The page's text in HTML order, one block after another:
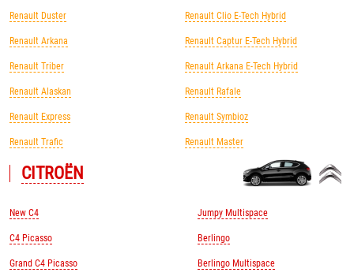
Renault Duster
Renault Arkana
Renault Triber
Renault Alaskan
Renault Express
Renault Trafic
Renault Clio E-Tech Hybrid
Renault Captur E-Tech Hybrid
Renault Arkana E-Tech Hybrid
Renault Rafale
Renault Symbioz
Renault Master
CITROЁN
New C4
C4 Picasso
Grand C4 Picasso
Jumpy Multispace
Berlingo
Berlingo Multispace